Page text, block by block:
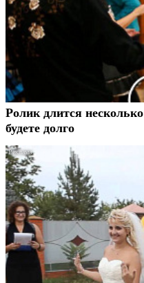
Ролик длится
будете долго